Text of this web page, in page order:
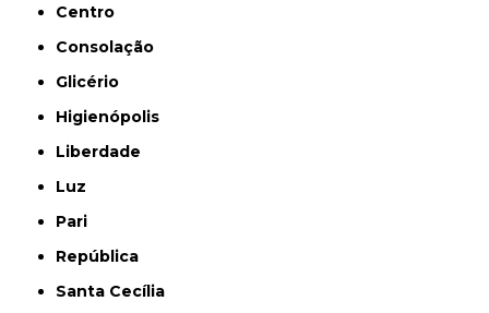
Centro
Consolação
Glicério
Higienópolis
Liberdade
Luz
Pari
República
Santa Cecília